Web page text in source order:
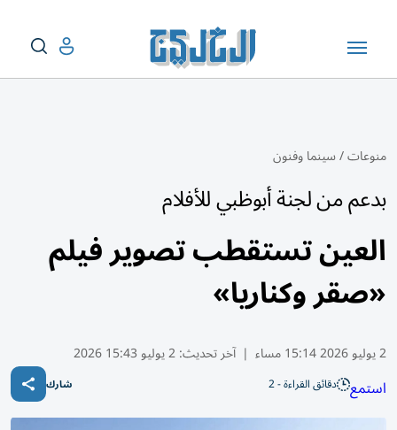
منوعات/سينما وفنون
بدعم من لجنة أبوظبي للأفلام
العين تستقطب تصوير فيلم
«صقر وكناريا»
2 يوليو 2026 15:14 مساء | آخر تحديث:2 يوليو 15:43 2026
استمع دقائق القراءة - 2 شارك